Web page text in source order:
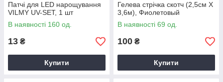
Патчі для LED нарощування
VILMY UV-SET, 1 шт
В наявності 160 од.
13 ₴
Купити
Гелева стрічка скотч (2,5см Х
3,6м), Фиолетовый
В наявності 69 од.
100 ₴
Купити